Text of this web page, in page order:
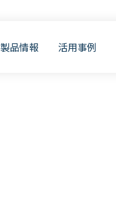
製品情報 活用事例